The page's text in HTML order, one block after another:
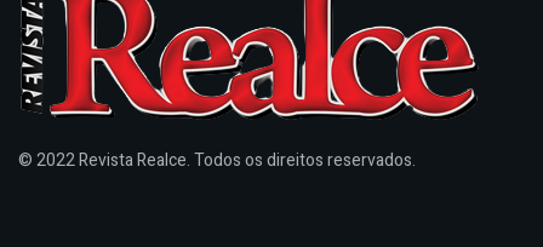
© 2022 Revista Realce. Todos os direitos reservados.